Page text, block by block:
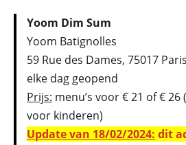
Yoom Dim Sum
Yoom Batignolles
59 Rue des Dames, 75017 Paris
elke dag geopend
Prijs: menu’s voor € 21 of €
voor kinderen)
Update van 18/02/2024: dit